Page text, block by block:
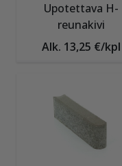
Upotettava H-
reunakivi
Alk. 13,25 €/kpl